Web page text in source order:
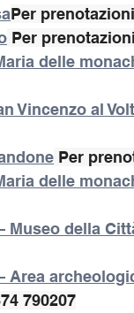
Per
Per
delle
Vincenzo al
Per
delle
della
Area
790207